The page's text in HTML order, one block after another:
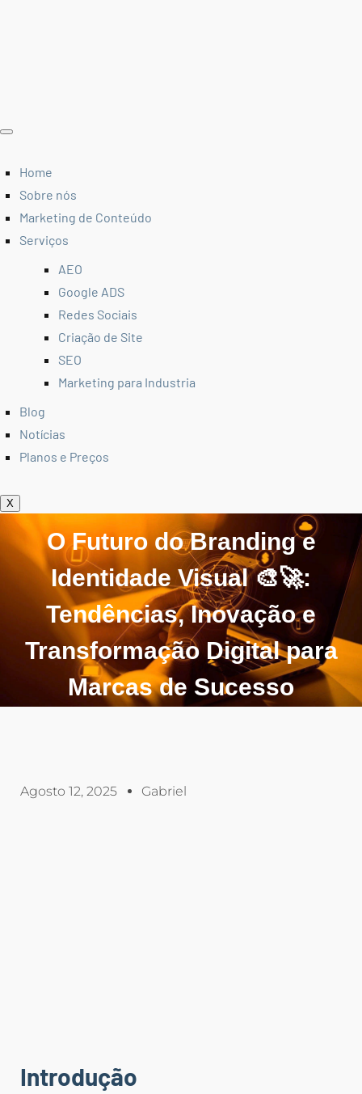
Home
Sobre nós
Marketing de Conteúdo
Serviços
AEO
Google ADS
Redes Sociais
Criação de Site
SEO
Marketing para Industria
Blog
Notícias
Planos e Preços
X
O Futuro do Branding e
Identidade Visual 🎨🚀:
Tendências, Inovação e
Transformação Digital para
Marcas de Sucesso
Agosto 12, 2025 Gabriel
Introdução